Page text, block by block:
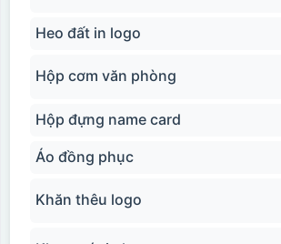
Hộp xi bình hoa
Heo đất in logo
Hộp cơm văn phòng
Hộp đựng name card
Áo đồng phục
Khăn thêu logo